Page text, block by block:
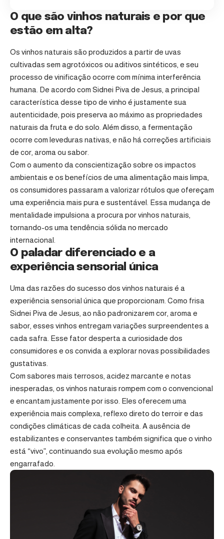
O que são vinhos naturais e por que
estão em alta?
Os vinhos naturais são produzidos a partir de uvas
cultivadas sem agrotóxicos ou aditivos sintéticos, e seu
processo de vinificação ocorre com mínima interferência
humana. De acordo com Sidnei Piva de Jesus, a principal
característica desse tipo de vinho é justamente sua
autenticidade, pois preserva ao máximo as propriedades
naturais da fruta e do solo. Além disso, a fermentação
ocorre com leveduras nativas, e não há correções artificiais
de cor, aroma ou sabor.
Com o aumento da conscientização sobre os impactos
ambientais e os benefícios de uma alimentação mais limpa,
os consumidores passaram a valorizar rótulos que ofereçam
uma experiência mais pura e sustentável. Essa mudança de
mentalidade impulsiona a procura por vinhos naturais,
tornando-os uma tendência sólida no mercado
internacional.
O paladar diferenciado e a
experiência sensorial única
Uma das razões do sucesso dos vinhos naturais é a
experiência sensorial única que proporcionam. Como frisa
Sidnei Piva de Jesus, ao não padronizarem cor, aroma e
sabor, esses vinhos entregam variações surpreendentes a
cada safra. Esse fator desperta a curiosidade dos
consumidores e os convida a explorar novas possibilidades
gustativas.
Com sabores mais terrosos, acidez marcante e notas
inesperadas, os vinhos naturais rompem com o convencional
e encantam justamente por isso. Eles oferecem uma
experiência mais complexa, reflexo direto do terroir e das
condições climáticas de cada colheita. A ausência de
estabilizantes e conservantes também significa que o vinho
está “vivo”, continuando sua evolução mesmo após
engarrafado.